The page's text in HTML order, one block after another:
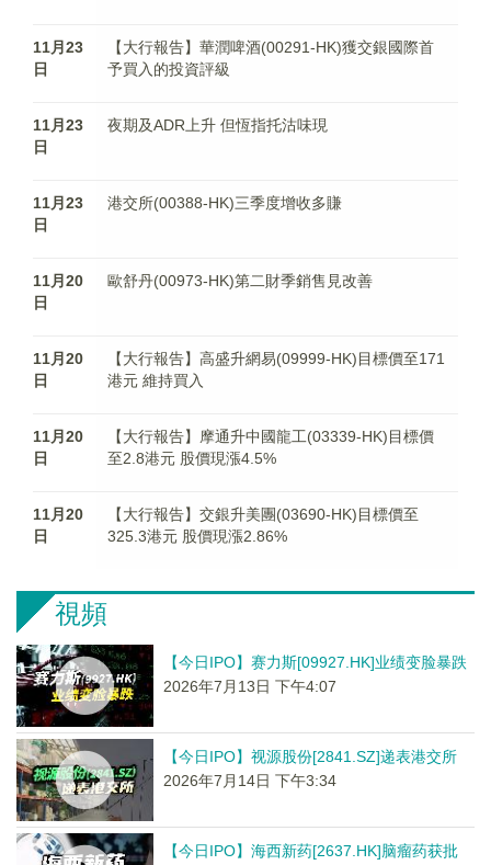
11月23
日
【大行報告】華潤啤酒(00291-HK)獲交銀國際首
予買入的投資評級
11月23
日
夜期及ADR上升 但恆指托沽味現
11月23
日
港交所(00388-HK)三季度增收多賺
11月20
日
歐舒丹(00973-HK)第二財季銷售見改善
11月20
日
【大行報告】高盛升網易(09999-HK)目標價至171
港元 維持買入
11月20
日
【大行報告】摩通升中國龍工(03339-HK)目標價
至2.8港元 股價現漲4.5%
11月20
日
【大行報告】交銀升美團(03690-HK)目標價至
325.3港元 股價現漲2.86%
視頻
【今日IPO】赛力斯[09927.HK]业绩变脸暴跌
2026年7月13日 下午4:07
【今日IPO】视源股份[2841.SZ]递表港交所
2026年7月14日 下午3:34
【今日IPO】海西新药[2637.HK]脑瘤药获批